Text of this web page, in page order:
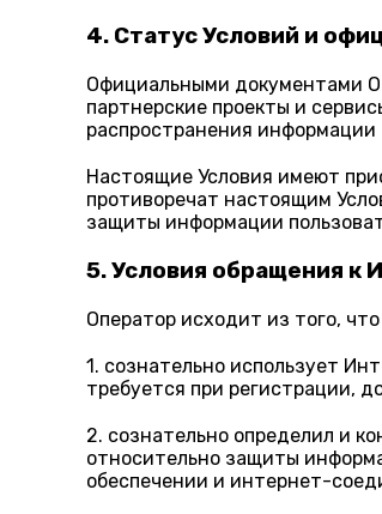
4. Статус Условий и
Официальными документами
партнерские проекты и
распространения информации
Настоящие Условия имеют
противоречат настоящим
защиты информации
5. Условия обращения к
Оператор исходит из того,
1. сознательно использует
требуется при регистрации,
2. сознательно определил и
относительно защиты
обеспечении и интернет-